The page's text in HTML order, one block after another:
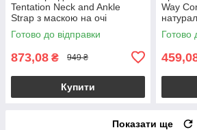
Tentation Neck and Ankle
Strap з маскою на очі
Готово до відправки
873,08 ₴ 949 ₴
Купити
Way
Готово
Показати ще